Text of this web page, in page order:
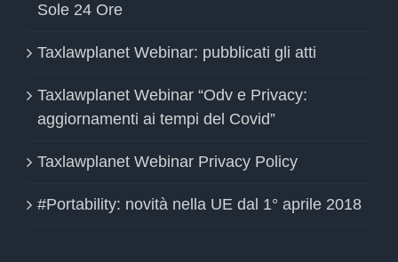
Sole 24 Ore
Taxlawplanet Webinar: pubblicati gli atti
Taxlawplanet Webinar “Odv e Privacy:
aggiornamenti ai tempi del Covid”
Taxlawplanet Webinar Privacy Policy
#Portability: novità nella UE dal 1° aprile 2018